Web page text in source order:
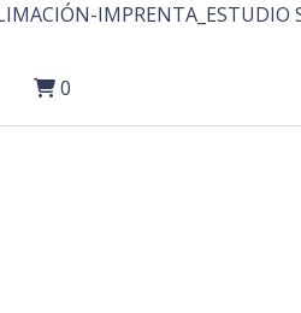
IMPRENTA_ESTUDIO
0